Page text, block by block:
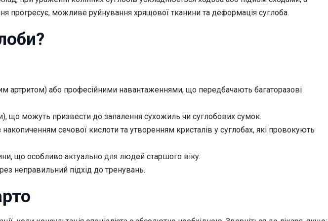
можливе руйнування хрящової тканини та деформація суглоба.
артритом) або професійними навантаженнями, що передбачають багаторазові
що можуть призвести до запалення сухожиль чи суглобових сумок.
сечової кислоти та утворенням кристалів у суглобах, які провокують
що особливо актуально для людей старшого віку.
неправильний підхід до тренувань.